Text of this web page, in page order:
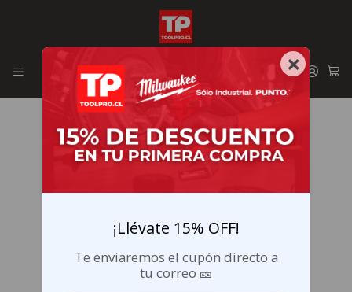
Envíos GRATIS en la RM por compras sobre $29.990
×
¡Llévate 15% OFF!
Te enviaremos el cupón directo a
tu correo 🎫